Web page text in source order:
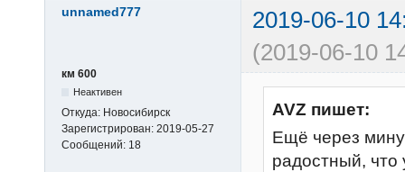
unnamed777
2019-06-10
(2019-06-10
км 600
Неактивен
Откуда: Новосибирск
Зарегистрирован: 2019-05-27
Сообщений: 18
AVZ пишет:
Ещё через
радостный, что